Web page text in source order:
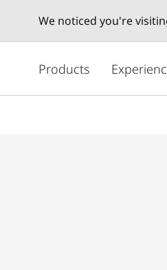
We noticed you're
コ
Products